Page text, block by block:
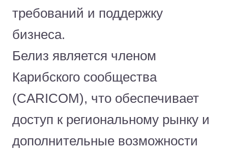
требований и поддержку
бизнеса.
Белиз является членом
Карибского сообщества
(CARICOM), что обеспечивает
доступ к региональному рынку и
дополнительные возможности